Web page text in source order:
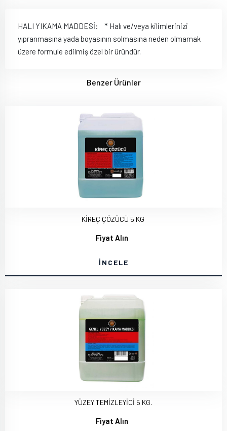
HALI YIKAMA MADDESİ: * Halı ve/veya kilimlerinizi
yıpranmasına yada boyasının solmasına neden olmamak
üzere formule edilmiş özel bir üründür.
Benzer Ürünler
KİREÇ ÇÖZÜCÜ 5 KG
Fiyat Alın
İNCELE
YÜZEY TEMİZLEYİCİ 5 KG.
Fiyat Alın